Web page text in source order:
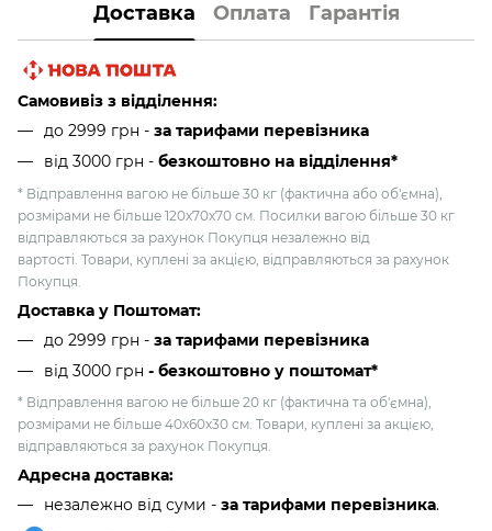
Доставка Оплата Гарантія
Самовивіз з відділення:
до 2999 грн - за тарифами перевізника
від 3000 грн - безкоштовно на відділення*
* Відправлення вагою не більше 30 кг (фактична або об'ємна),
розмірами не більше 120х70х70 см. Посилки вагою більше 30 кг
відправляються за рахунок Покупця незалежно від
вартості. Товари, куплені за акцією, відправляються за рахунок
Покупця.
Доставка у Поштомат:
до 2999 грн - за тарифами перевізника
від 3000 грн - безкоштовно у поштомат*
* Відправлення вагою не більше 20 кг (фактична та об'ємна),
розмірами не більше 40х60х30 см. Товари, куплені за акцією,
відправляються за рахунок Покупця.
Адресна доставка:
незалежно від суми - за тарифами перевізника.